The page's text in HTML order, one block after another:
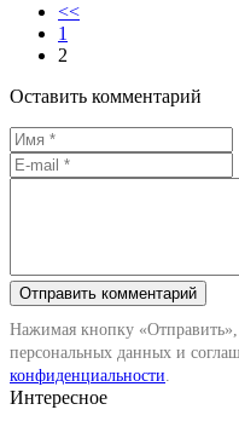
<<
1
2
Оставить комментарий
Нажимая кнопку «Отправить»,
персональных данных и
конфиденциальности.
Интересное